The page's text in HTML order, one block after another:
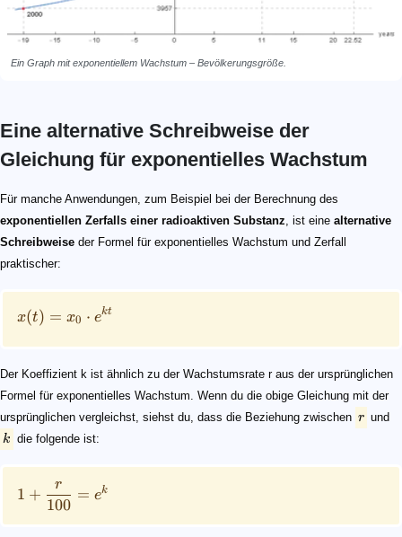
Ein Graph mit exponentiellem Wachstum – Bevölkerungsgröße.
Eine alternative Schreibweise der
Gleichung für exponentielles Wachstum
Für manche Anwendungen, zum Beispiel bei der Berechnung des
exponentiellen Zerfalls einer radioaktiven Substanz, ist eine alternative
Schreibweise der Formel für exponentielles Wachstum und Zerfall
praktischer:
\begin{align*} x(t) = x_0 \cdot e^{kt} \end{align*}
x(t) = x0 ⋅ ekt
Der Koeffizient k ist ähnlich zu der Wachstumsrate r aus der ursprünglichen
Formel für exponentielles Wachstum. Wenn du die obige Gleichung mit der
ursprünglichen vergleichst, siehst du, dass die Beziehung zwischen
r
r und
k
k die folgende ist:
1 + \frac{r}{100} = e^k
1 +
100
r
= ek
r = 100 \cdot (e^k- 1)
k = \ln(1 + r/100)